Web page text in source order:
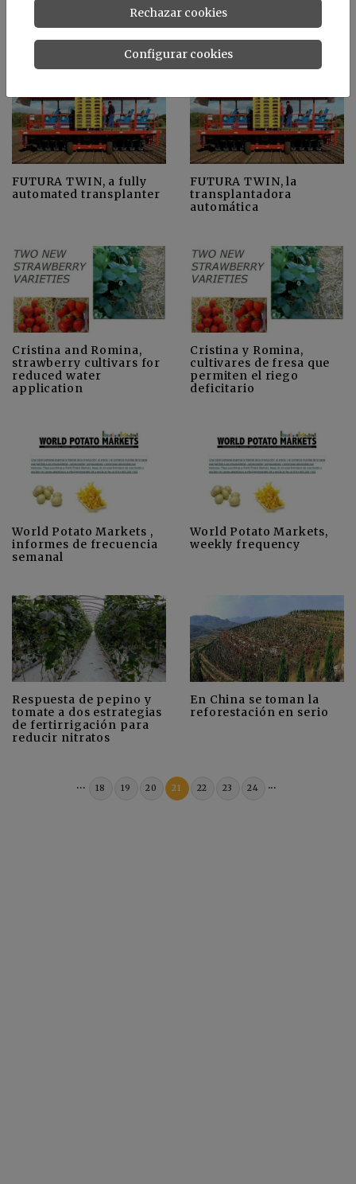
plastics on tomato
plants
uso del agua con
plásticos transparentes
a UV
FUTURA TWIN, a fully
automated transplanter
FUTURA TWIN, la
transplantadora
automática
Cristina and Romina,
strawberry cultivars for
reduced water
application
Cristina y Romina,
cultivares de fresa que
permiten el riego
deficitario
World Potato Markets ,
informes de frecuencia
semanal
World Potato Markets,
weekly frequency
Respuesta de pepino y
tomate a dos estrategias
de fertirrigación para
reducir nitratos
En China se toman la
reforestación en serio
... 18 19 20 21 22 23 24 ...
Rechazar cookies
Configurar cookies